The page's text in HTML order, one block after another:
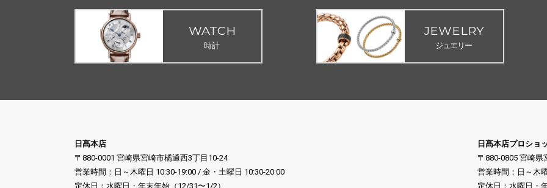
WATCH
時計
JEWELRY
ジュエリー
日髙本店
〒880-0001 宮崎県宮崎市橘通西3丁目10-24
営業時間：日～木曜日 10:30-19:00 / 金・土曜日 10:30-20:00
定休日：水曜日・年末年始（12/31〜1/2）
日髙本店プロショ
〒880-0805 宮崎県
営業時間：日～木
定休日：水曜日・